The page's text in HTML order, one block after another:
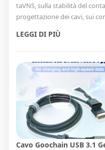
taVNS, sulla stabilità del
progettazione dei cavi, sui
LEGGI DI PIÙ